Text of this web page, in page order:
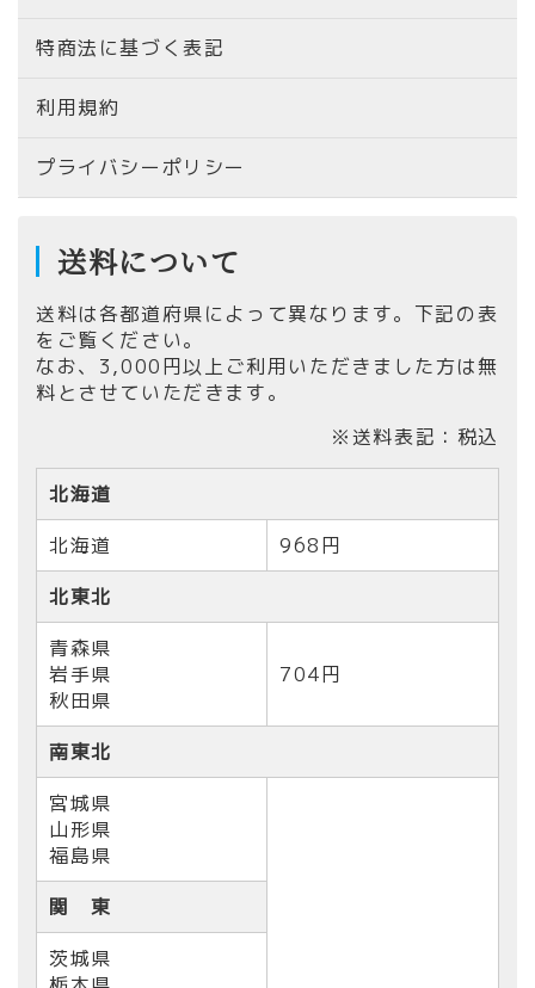
特商法に基づく表記
利用規約
プライバシーポリシー
送料について
送料は各都道府県によって異なります。下記の表
をご覧ください。
なお、 3,000円以上ご利用いただきました方は無
料とさせていただきます。
※送料表記：税込
北海道
北海道
968円
北東北
青森県
岩手県
秋田県
704円
南東北
宮城県
山形県
福島県
関 東
茨城県